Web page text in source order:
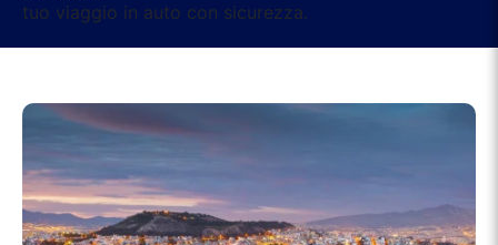
tuo viaggio in auto con sicurezza.